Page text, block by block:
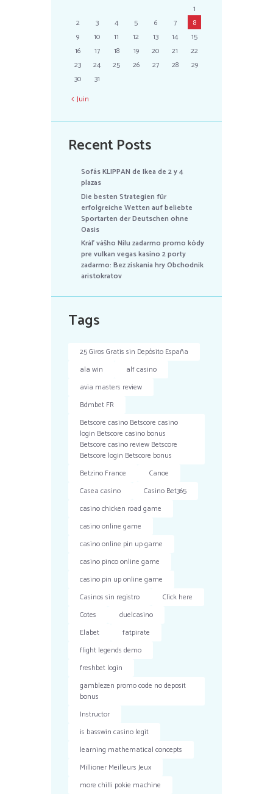
1
2
3 4 5 6 7
8
9
10 11 12 13 14
15
16
17 18 19 20 21
22
23
24 25 26 27 28
29
30
31
Juin
Recent Posts
Sofás KLIPPAN de Ikea de 2 y 4
plazas
Die besten Strategien für
erfolgreiche Wetten auf beliebte
Sportarten der Deutschen ohne
Oasis
Kráľ vášho Nílu zadarmo promo kódy
pre vulkan vegas kasíno 2 porty
zadarmo: Bez získania hry Obchodník
aristokratov
Tags
25 Giros Gratis sin Depósito España
ala win
alf casino
avia masters review
Bdmbet FR
Betscore casino Betscore casino
login Betscore casino bonus
Betscore casino review Betscore
Betscore login Betscore bonus
Betzino France
Canoe
Casea casino
Casino Bet365
casino chicken road game
casino online game
casino online pin up game
casino pinco online game
casino pin up online game
Casinos sin registro
Click here
Cotes
duelcasino
Elabet
fatpirate
flight legends demo
freshbet login
gamblezen promo code no deposit
bonus
Instructor
is basswin casino legit
learning mathematical concepts
Millioner Meilleurs Jeux
more chilli pokie machine